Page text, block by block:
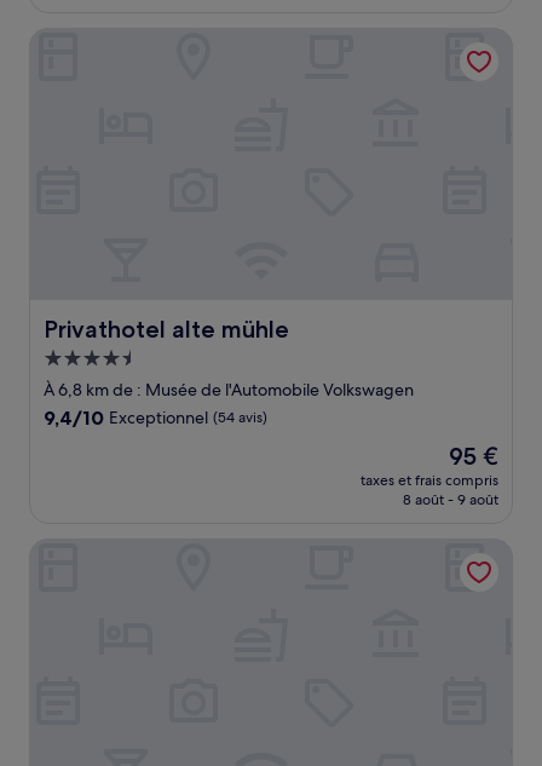
de
119 €
Privathotel alte mühle
Privathotel alte mühle
Hébergement
4.5 étoiles
À 6,8 km de : Musée de l'Automobile Volkswagen
9.4
9,4/10 Exceptionnel (54 avis)
Le
nouveau
prix
de
95 €
95 €
taxes et frais compris
8 août - 9 août